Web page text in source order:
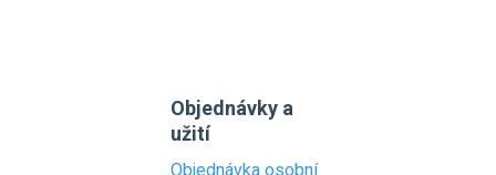
Objednávky a
užití
Objednávka osobní